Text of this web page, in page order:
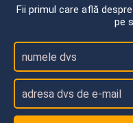
Fii primul care află
pe